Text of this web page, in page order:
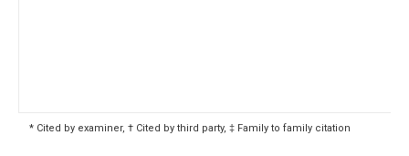
* Cited by examiner, † Cited by third party, ‡ Family to family citation